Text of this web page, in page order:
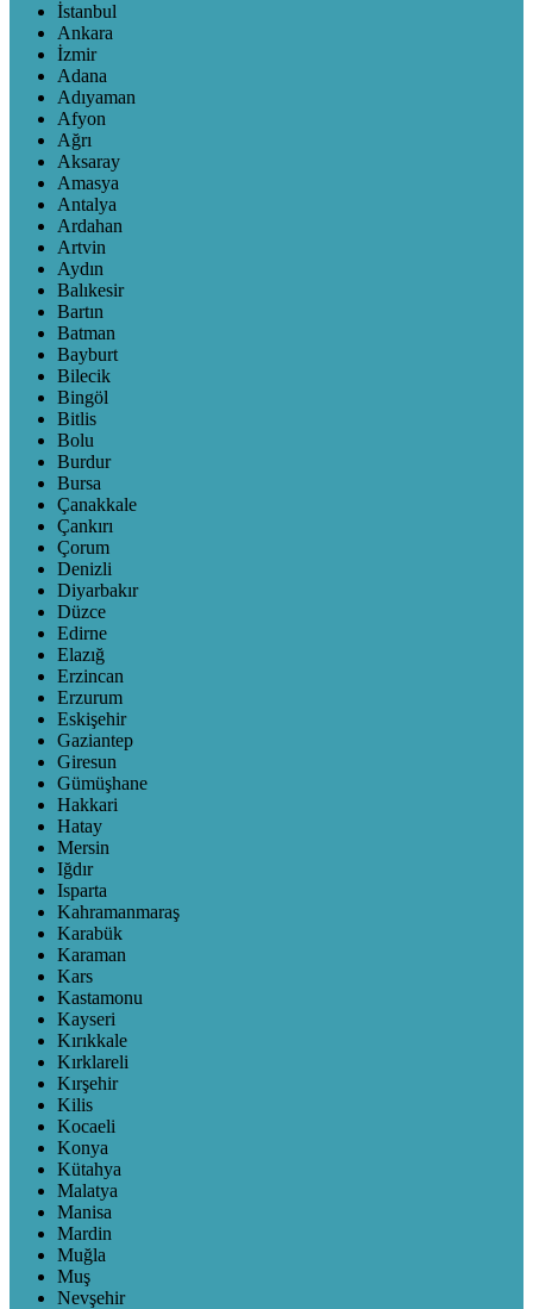
İstanbul
Ankara
İzmir
Adana
Adıyaman
Afyon
Ağrı
Aksaray
Amasya
Antalya
Ardahan
Artvin
Aydın
Balıkesir
Bartın
Batman
Bayburt
Bilecik
Bingöl
Bitlis
Bolu
Burdur
Bursa
Çanakkale
Çankırı
Çorum
Denizli
Diyarbakır
Düzce
Edirne
Elazığ
Erzincan
Erzurum
Eskişehir
Gaziantep
Giresun
Gümüşhane
Hakkari
Hatay
Mersin
Iğdır
Isparta
Kahramanmaraş
Karabük
Karaman
Kars
Kastamonu
Kayseri
Kırıkkale
Kırklareli
Kırşehir
Kilis
Kocaeli
Konya
Kütahya
Malatya
Manisa
Mardin
Muğla
Muş
Nevşehir